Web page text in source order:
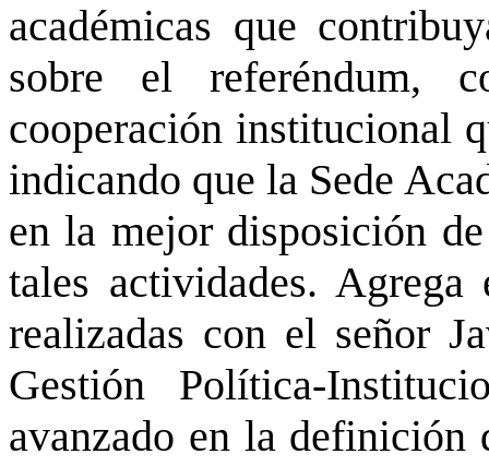
académicas que
sobre el referéndum,
cooperación institucional
indicando que la Sede
en la mejor disposición
tales actividades.
realizadas con el señor
Gestión Política-
avanzado en la definición